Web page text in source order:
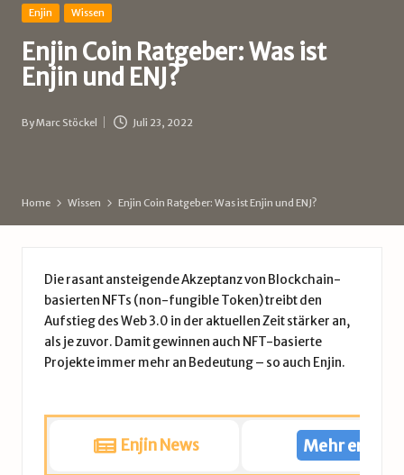
i
n
-
B
e
Posted
Enjin Wissen
Enjin Coin Ratgeber: Was ist
Enjin und ENJ?
Posted
ByMarc Stöckel Juli 23, 2022
Home Wissen Enjin Coin Ratgeber: Was ist Enjin und ENJ?
Die rasant ansteigende Akzeptanz von Blockchain-
basierten NFTs (non-fungible Token) treibt den
Aufstieg des Web 3.0 in der aktuellen Zeit stärker an,
als je zuvor. Damit gewinnen auch NFT-basierte
Projekte immer mehr an Bedeutung – so auch Enjin.
Enjin News Mehr